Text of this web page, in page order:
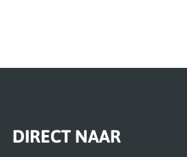
DIRECT NAAR